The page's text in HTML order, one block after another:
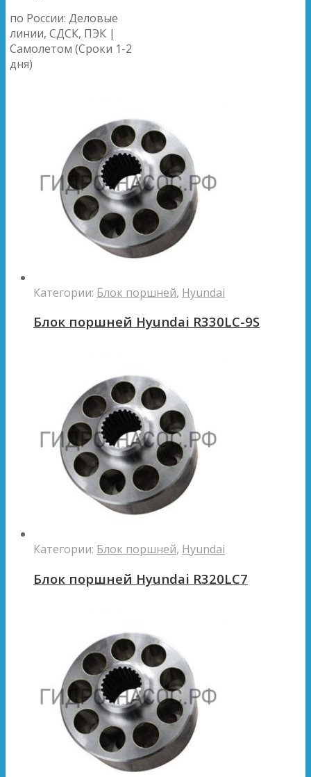
по России: Деловые
линии, СДСК, ПЭК |
Самолетом (Сроки 1-2
дня)
Категории: Блок поршней, Hyundai
Блок поршней Hyundai R330LC-9S
Категории: Блок поршней, Hyundai
Блок поршней Hyundai R320LC7